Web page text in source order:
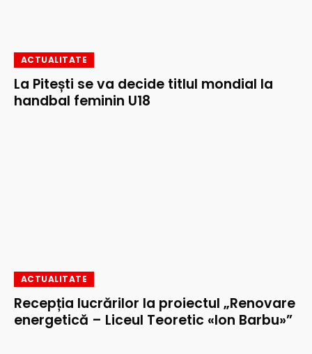
ACTUALITATE
La Pitești se va decide titlul mondial la
handbal feminin U18
ACTUALITATE
Recepția lucrărilor la proiectul „Renovare
energetică – Liceul Teoretic «Ion Barbu»”